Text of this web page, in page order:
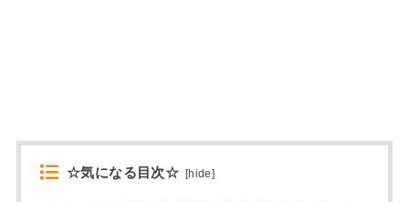
☆気になる目次☆ [hide]